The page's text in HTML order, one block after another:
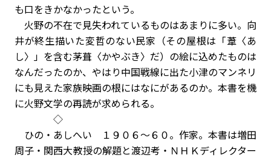
も口をきかなかったという。
火野の不在で見失われているものはあまりに多い。向
井が終生描いた変哲のない民家（その屋根は「葦〈あ
し〉」を含む茅葺〈かやぶき〉だ）の絵に込めたものは
なんだったのか、やはり中国戦線に出た小津のマンネリ
にも見えた家族映画の根にはなにがあるのか。本書を機
に火野文学の再読が求められる。
◇
ひの・あしへい １９０６〜６０。作家。本書は増田
周子・関西大教授の解題と渡辺考・ＮＨＫディレクター